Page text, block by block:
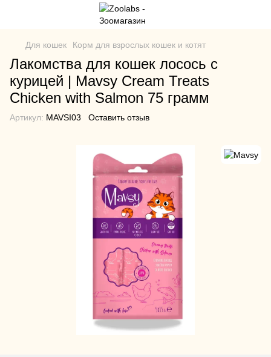
Для кошек Корм для взрослых кошек и котят
Лакомства для кошек лосось с
курицей | Mavsy Cream Treats
Chicken with Salmon 75 грамм
Артикул: MAVSI03 Оставить отзыв